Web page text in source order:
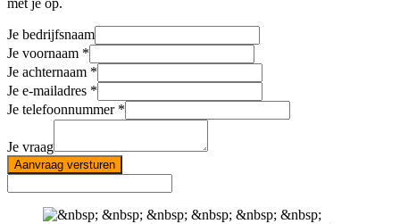
met je op.
Je bedrijfsnaam
Je voornaam
Je achternaam
Je e-mailadres
Je telefoonnummer
Je vraag
Aanvraag versturen